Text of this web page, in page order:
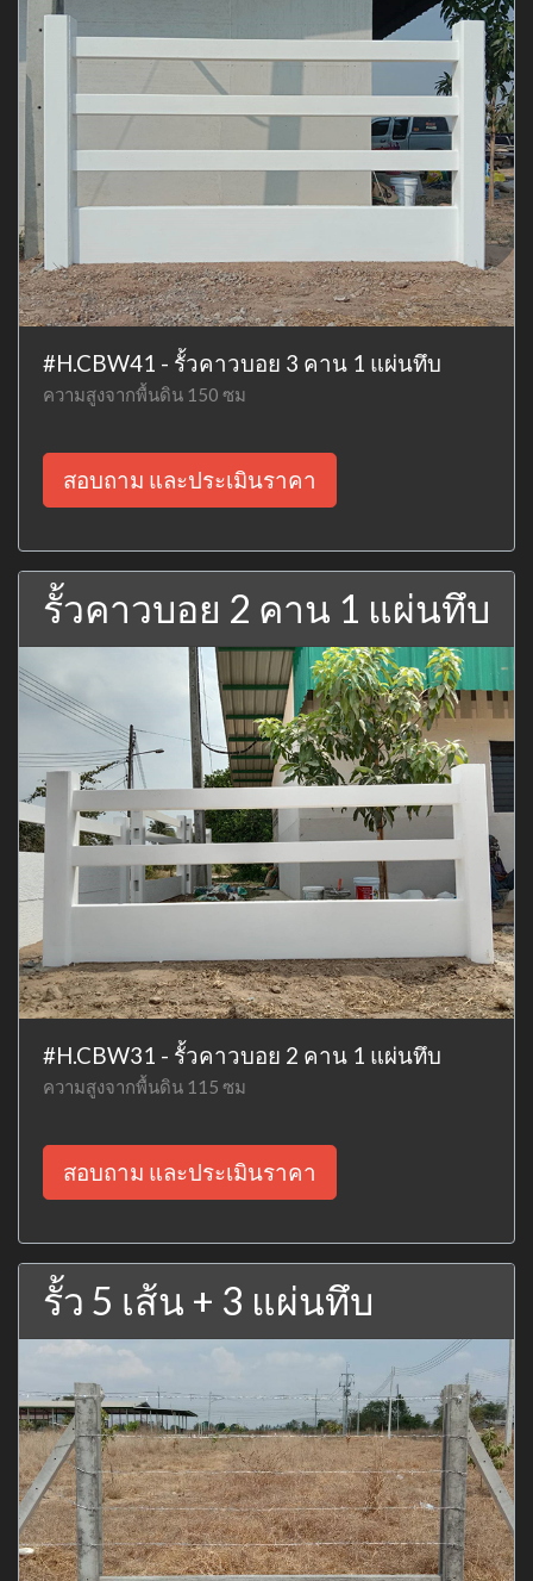
#H.CBW41 - รั้วคาวบอย 3 คาน 1 แผ่นทึบ
ความสูงจากพื้นดิน 150 ซม
สอบถาม และประเมินราคา
รั้วคาวบอย 2 คาน 1 แผ่นทึบ
#H.CBW31 - รั้วคาวบอย 2 คาน 1 แผ่นทึบ
ความสูงจากพื้นดิน 115 ซม
สอบถาม และประเมินราคา
รั้ว 5 เส้น + 3 แผ่นทึบ